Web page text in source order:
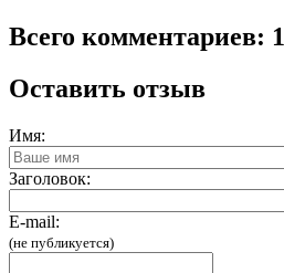
Всего комментариев: 1
Оставить отзыв
Имя:
Заголовок:
E-mail:
(не публикуется)